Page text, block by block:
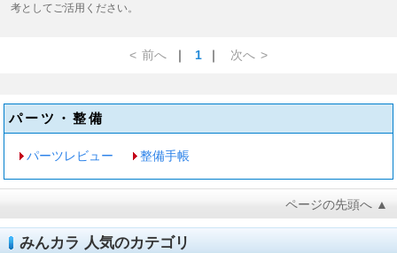
考としてご活用ください。
< 前へ ｜ 1 ｜ 次へ >
パーツ・整備
パーツレビュー 整備手帳
ページの先頭へ ▲
みんカラ 人気のカテゴリ